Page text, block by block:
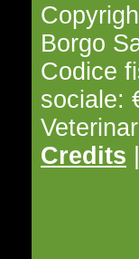
Borgo
Codice
sociale:
Credits |